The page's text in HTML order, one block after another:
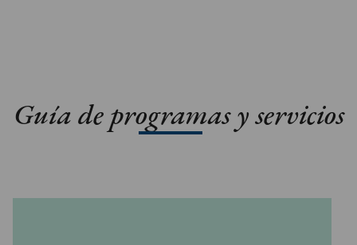
Guía de programas y servicios